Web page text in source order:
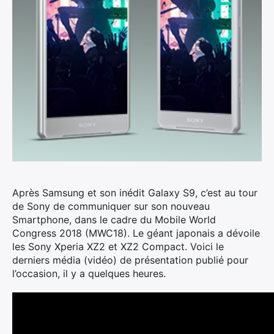
Après Samsung et son inédit Galaxy S9, c’est au tour
de Sony de communiquer sur son nouveau
Smartphone, dans le cadre du Mobile World
Congress 2018 (MWC18). Le géant japonais a dévoile
les Sony Xperia XZ2 et XZ2 Compact. Voici le
derniers média (vidéo) de présentation publié pour
l’occasion, il y a quelques heures.